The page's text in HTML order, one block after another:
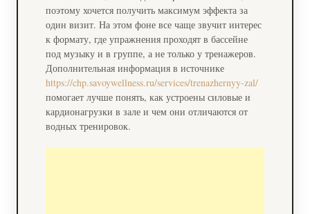
поэтому хочется получить максимум эффекта за
один визит. На этом фоне все чаще звучит интерес
к формату, где упражнения проходят в бассейне
под музыку и в группе, а не только у тренажеров.
Дополнительная информация в источнике
https://chp.savoywellness.ru/services/trenazhernyy-zal/
помогает лучше понять, как устроены силовые и
кардионагрузки в зале и чем они отличаются от
водных тренировок.